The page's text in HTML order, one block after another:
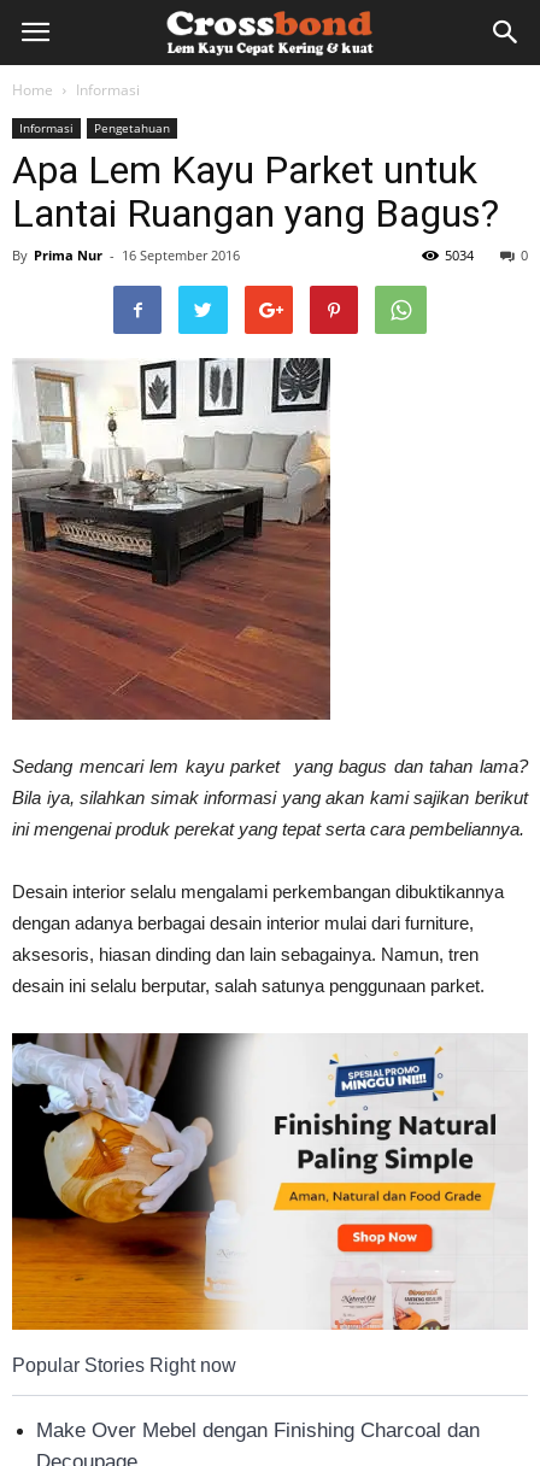
lemkayu.net
Kertas,
Cepat
Kering,
Kuat
Tahan
Home Informasi
Informasi Pengetahuan
Apa Lem Kayu Parket untuk
Lantai Ruangan yang Bagus?
By Prima Nur - 16 September 2016 0
5034
Sedang mencari lem kayu parket yang bagus dan tahan lama?
Bila iya, silahkan simak informasi yang akan kami sajikan berikut
ini mengenai produk perekat yang tepat serta cara pembeliannya.
Desain interior selalu mengalami perkembangan dibuktikannya
dengan adanya berbagai desain interior mulai dari furniture,
aksesoris, hiasan dinding dan lain sebagainya. Namun, tren
desain ini selalu berputar, salah satunya penggunaan parket.
Popular Stories Right now
Make Over Mebel dengan Finishing Charcoal dan